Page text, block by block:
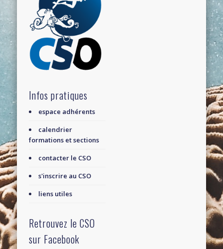
Infos pratiques
espace adhérents
calendrier
formations et sections
contacter le CSO
s'inscrire au CSO
liens utiles
Retrouvez le CSO
sur Facebook